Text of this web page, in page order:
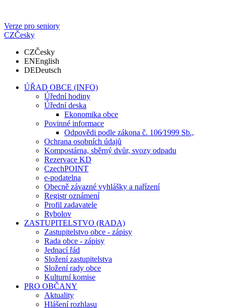
Verze pro seniory
CZČesky
CZČesky
ENEnglish
DEDeutsch
ÚŘAD OBCE (INFO)
Úřední hodiny
Úřední deska
Ekonomika obce
Povinné informace
Odpovědi podle zákona č. 106⁄1999 Sb.,
Ochrana osobních údajů
Kompostárna, sběrný dvůr, svozy odpadu
Rezervace KD
CzechPOINT
e-podatelna
Obecně závazné vyhlášky a nařízení
Registr oznámení
Profil zadavatele
Rybolov
ZASTUPITELSTVO (RADA)
Zastupitelstvo obce - zápisy
Rada obce - zápisy
Jednací řád
Složení zastupitelstva
Složení rady obce
Kulturní komise
PRO OBČANY
Aktuality
Hlášení rozhlasu